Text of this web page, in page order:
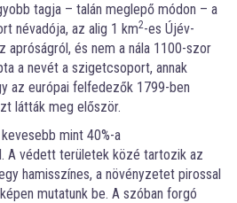
tagja – talán meglepő módon – a
névadója, az alig 1 km2-es Újév-
apróságról, és nem a nála 1100-szor
a nevét a szigetcsoport, annak
az európai felfedezők 1799-ben
látták meg először.
mint 40%-a
A védett területek közé tartozik az
hamisszínes, a növényzetet pirossal
mutatunk be. A szóban forgó